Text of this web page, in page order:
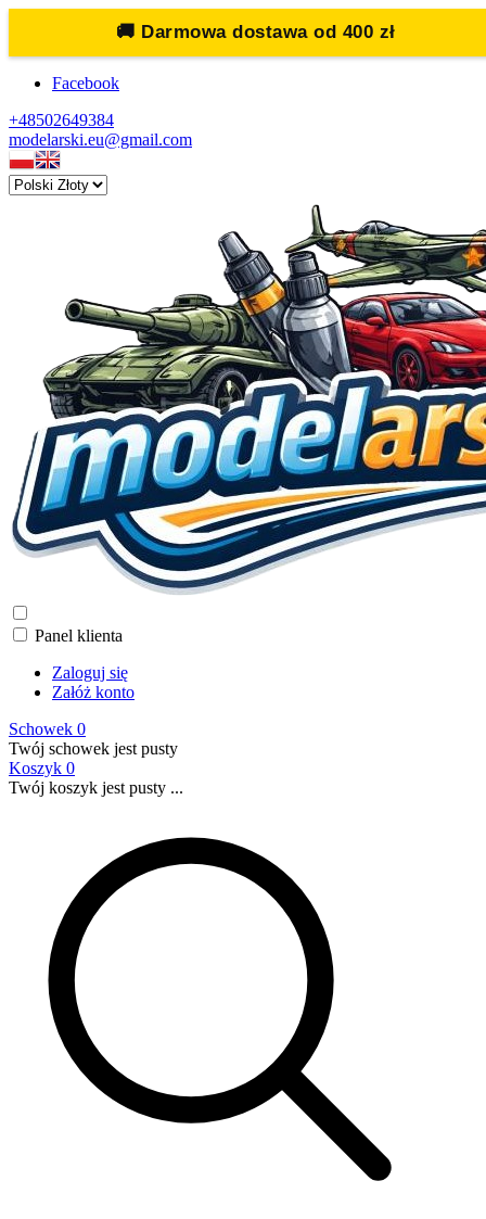
🚚 Darmowa dostawa od 400 zł
Facebook
+48502649384
modelarski.eu@gmail.com
Panel klienta
Zaloguj się
Załóż konto
Schowek 0
Twój schowek jest pusty
Koszyk 0
Twój koszyk jest pusty ...